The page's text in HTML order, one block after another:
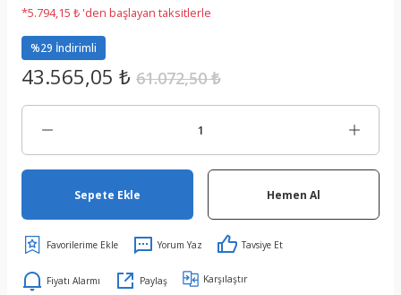
*5.794,15 ₺ 'den başlayan taksitlerle
%29 İndirimli
43.565,05 ₺ 61.072,50 ₺
Sepete Ekle Hemen Al
Yorum Yaz Tavsiye Et
Fiyatı Alarmı Paylaş Karşılaştır